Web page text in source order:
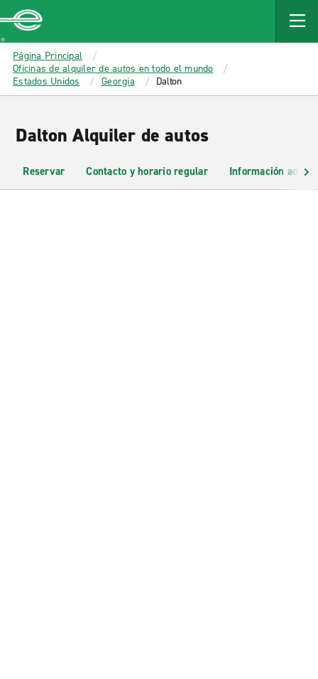
MAIN
CONTENT
Enterprise
Página Principal
Oficinas de alquiler de autos en todo el mundo
Estados Unidos
Georgia Dalton
Dalton Alquiler de autos
Reservar Contacto y horario regular Información